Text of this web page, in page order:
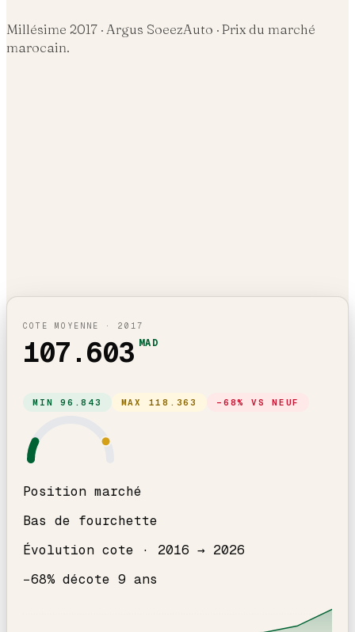
Millésime 2017 · Argus SoeezAuto · Prix du marché
marocain.
COTE MOYENNE · 2017
107.603 MAD
MIN96.843 MAX 118.363 − 68% VS NEUF
Position marché
Bas de fourchette
Évolution cote · 2016 → 2026
−68% décote 9 ans